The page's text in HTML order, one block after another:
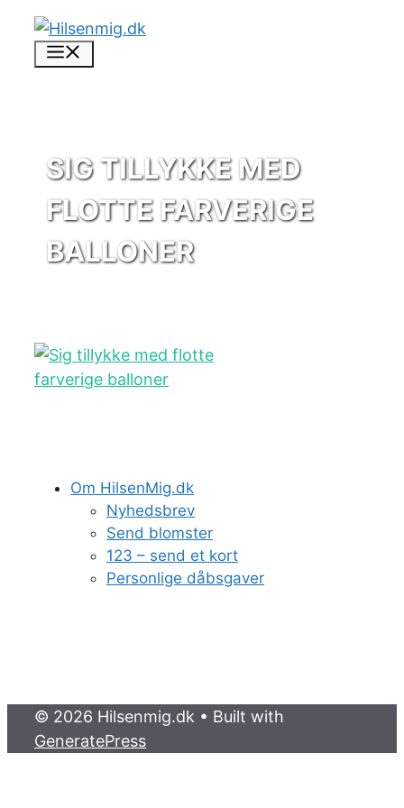
Skip
content
SIG TILLYKKE MED
FLOTTE FARVERIGE
BALLONER
Om HilsenMig.dk
Nyhedsbrev
Send blomster
123 – send et kort
Personlige dåbsgaver
© 2026 Hilsenmig.dk • Built with
GeneratePress